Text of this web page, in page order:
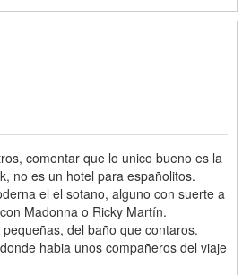
comentar que lo unico bueno es la
no es un hotel para españolitos.
el el sotano, alguno con suerte a
Madonna o Ricky Martín.
del baño que contaros.
habia unos compañeros del viaje